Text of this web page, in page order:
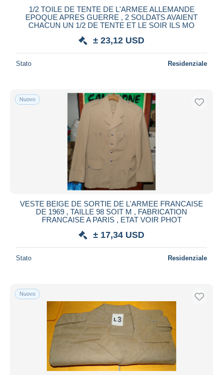
1/2 TOILE DE TENTE DE L'ARMEE ALLEMANDE
EPOQUE APRES GUERRE , 2 SOLDATS AVAIENT
CHACUN UN 1/2 DE TENTE ET LE SOIR ILS MO
± 23,12 USD
Stato Residenziale
Nuovo
VESTE BEIGE DE SORTIE DE L'ARMEE FRANCAISE
DE 1969 , TAILLE 98 SOIT M , FABRICATION
FRANCAISE A PARIS , ETAT VOIR PHOT
± 17,34 USD
Stato Residenziale
Nuovo